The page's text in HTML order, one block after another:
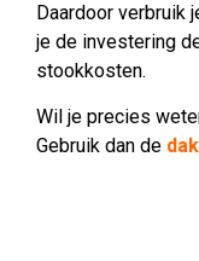
Daardoor verbruik
je de investering
stookkosten.
Wil je precies
Gebruik dan de